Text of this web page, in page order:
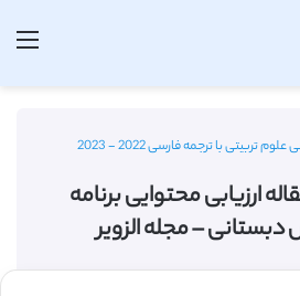
تربیتی با ترجمه فارسی 2022 - 2023
ارزیابی محتوایی برنامه
– مجله الزویر